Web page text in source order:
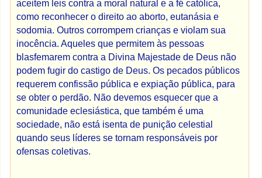
aceitem leis contra a moral natural e a fé católica,
como reconhecer o direito ao aborto, eutanásia e
sodomia. Outros corrompem crianças e violam sua
inocência. Aqueles que permitem às pessoas
blasfemarem contra a Divina Majestade de Deus não
podem fugir do castigo de Deus. Os pecados públicos
requerem confissão pública e expiação pública, para
se obter o perdão. Não devemos esquecer que a
comunidade eclesiástica, que também é uma
sociedade, não está isenta de punição celestial
quando seus líderes se tornam responsáveis ​​por
ofensas coletivas.